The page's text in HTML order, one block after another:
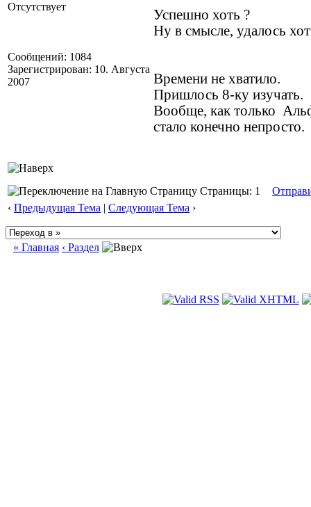
Отсутствует
Сообщений: 1084
Зарегистрирован: 10. Августа
2007
Успешно хоть ?
Ну в смысле, удалось
Времени не хватило.
Пришлось 8-ку изучать.
Вообще, как только
стало конечно непросто.
Страницы: 1
‹ Предыдущая Тема | Следующая Тема ›
« Главная ‹ Раздел